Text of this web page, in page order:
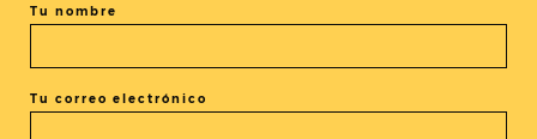
Tu nombre
Tu correo electrónico